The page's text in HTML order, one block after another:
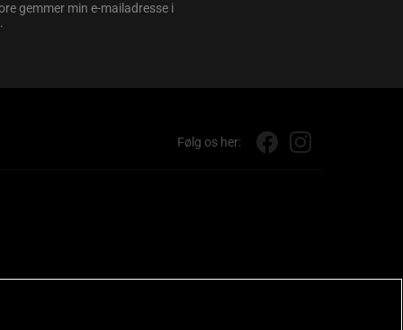
gemmer min e-mailadresse i
.
Følg os her: